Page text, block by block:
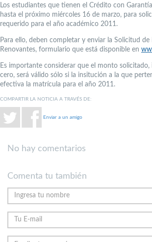
Los estudiantes que tienen el Crédito con
hasta el próximo miércoles 16 de marzo, para
requerido para el año académico 2011.
Para ello, deben completar y enviar la Solicitud
Renovantes, formulario que está disponible en
Es importante considerar que el monto
cero, será válido sólo si la insitución a la que
efectiva la matrícula para el año 2011.
COMPARTIR LA NOTICIA A TRAVÉS DE:
Enviar a un amigo
No hay comentarios
Comenta tu también